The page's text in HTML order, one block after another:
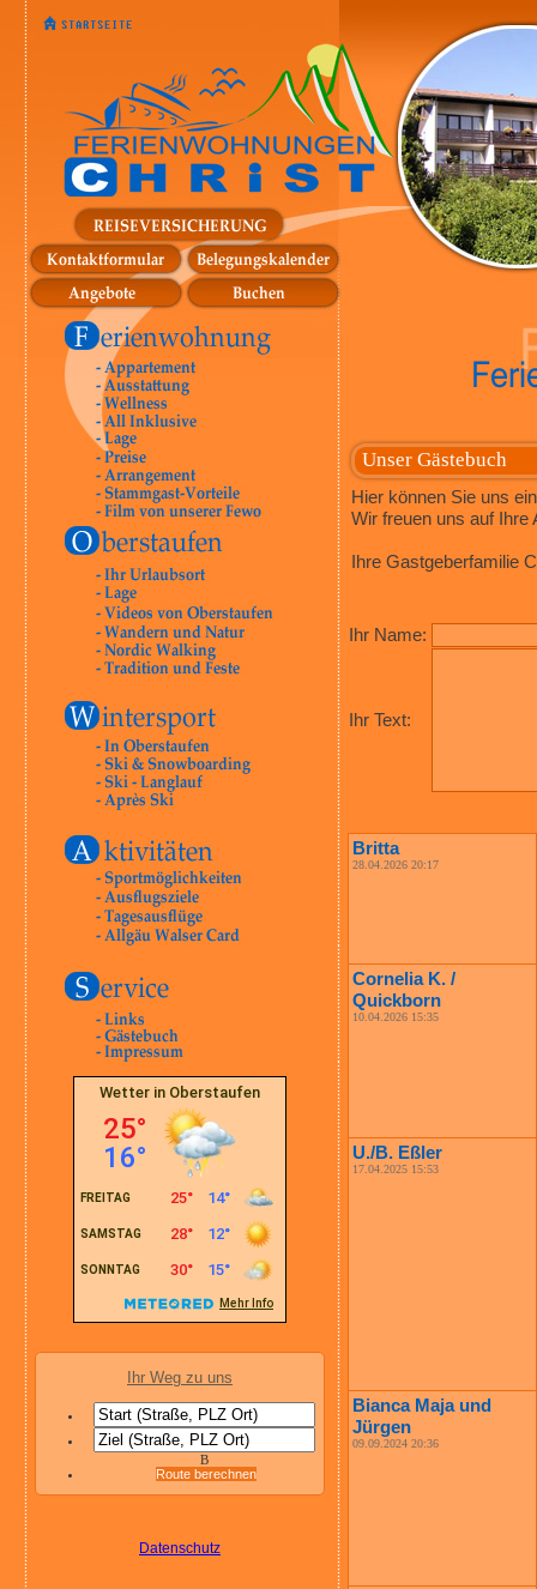
Ihr Weg zu uns
B
Route berechnen
Datenschutz
Unser Gästebuch
Hier können Sie uns
Wir freuen uns auf Ihre
Ihre Gastgeberfamilie
Ihr Name:
Ihr Text:
Britta
28.04.2026 20:17
Cornelia K. /
Quickborn
10.04.2026 15:35
U./B. Eßler
17.04.2025 15:53
Bianca Maja und
Jürgen
09.09.2024 20:36